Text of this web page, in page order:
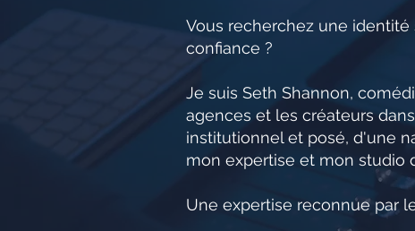
Vous recherchez une
confiance ?
Je suis Seth Shannon,
agences et les créateurs
institutionnel et posé, d'une
mon expertise et mon studio
Une expertise reconnue par